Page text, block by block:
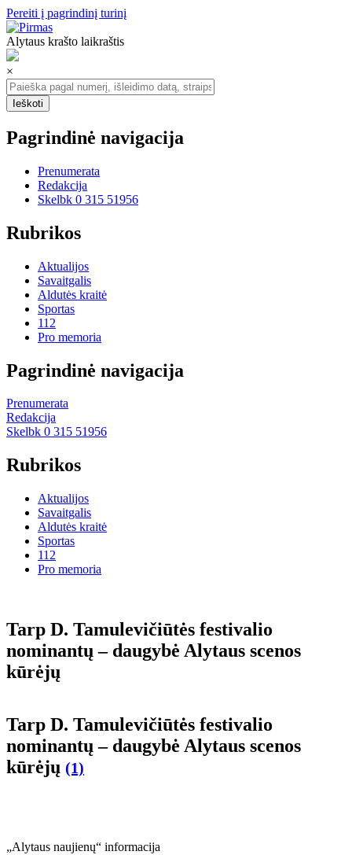
Pereiti į pagrindinį turinį
Alytaus krašto laikraštis
×
Pagrindinė navigacija
Prenumerata
Redakcija
Skelbk 0 315 51956
Rubrikos
Aktualijos
Savaitgalis
Aldutės kraitė
Sportas
112
Pro memoria
Pagrindinė navigacija
Prenumerata
Redakcija
Skelbk 0 315 51956
Rubrikos
Aktualijos
Savaitgalis
Aldutės kraitė
Sportas
112
Pro memoria
Tarp D. Tamulevičiūtės festivalio
nominantų – daugybė Alytaus scenos
kūrėjų
Tarp D. Tamulevičiūtės festivalio
nominantų – daugybė Alytaus scenos
kūrėjų (1)
„Alytaus naujienų“ informacija